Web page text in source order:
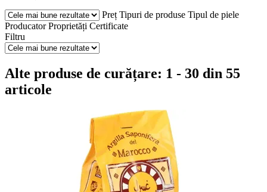
Preț Tipuri de produse Tipul de piele
Producator Proprietăți Certificate
Filtru
Alte produse de curățare: 1 - 30 din 55
articole